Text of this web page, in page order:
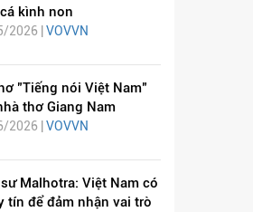
kình non
2026 | VOVVN
"Tiếng nói Việt Nam"
thơ Giang Nam
2026 | VOVVN
Malhotra: Việt Nam có
tín để đảm nhận vai trò